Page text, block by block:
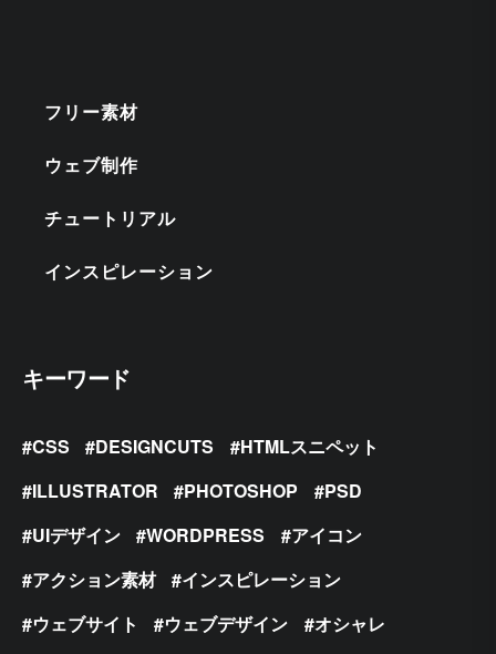
フリー素材
ウェブ制作
チュートリアル
インスピレーション
キーワード
CSS DESIGNCUTS
HTMLスニペット
ILLUSTRATOR
PHOTOSHOP
PSD
UIデザイン
WORDPRESS
アイコン
アクション素材
インスピレーション
ウェブサイト
ウェブデザイン
オシャレ